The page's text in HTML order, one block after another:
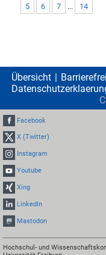
5
6 7 ... 14
Übersicht
Facebook
X (Twitter)
Instagram
Youtube
Xing
LinkedIn
Mastodon
Hochschul- und